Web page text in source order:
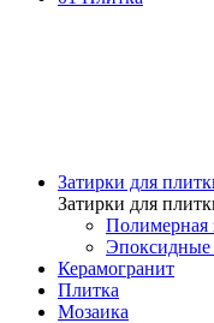
Затирки для
Затирки для
Полимерная
Эпоксидные
Керамогранит
Плитка
Мозаика